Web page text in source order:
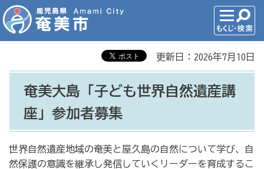
更新日：2026年7月10日
奄美大島「子ども世界自然遺産講
座」参加者募集
世界自然遺産地域の奄美と屋久島の自然について学び、自
然保護の意識を継承し発信していくリーダーを育成するこ